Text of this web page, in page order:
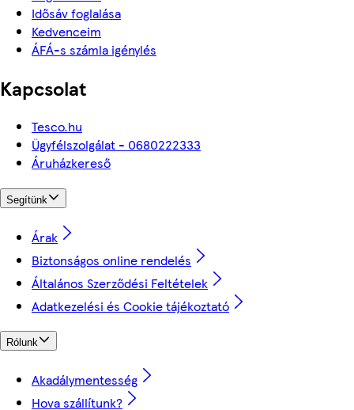
Idősáv foglalása
Kedvenceim
ÁFÁ-s számla igénylés
Kapcsolat
Tesco.hu
Ügyfélszolgálat - 0680222333
Áruházkereső
Segítünk
Árak
Biztonságos online rendelés
Általános Szerződési Feltételek
Adatkezelési és Cookie tájékoztató
Rólunk
Akadálymentesség
Hova szállítunk?